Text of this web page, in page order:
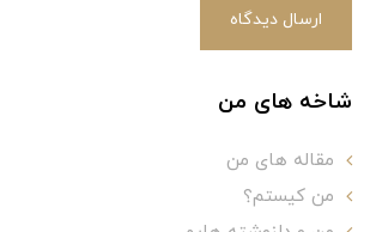
ارسال دیدگاه
شاخه های من
مقاله های من
من کیستم؟